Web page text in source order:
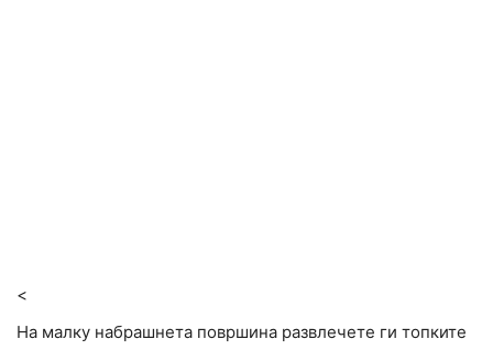
<
На малку набрашнета површина развлечете ги топките